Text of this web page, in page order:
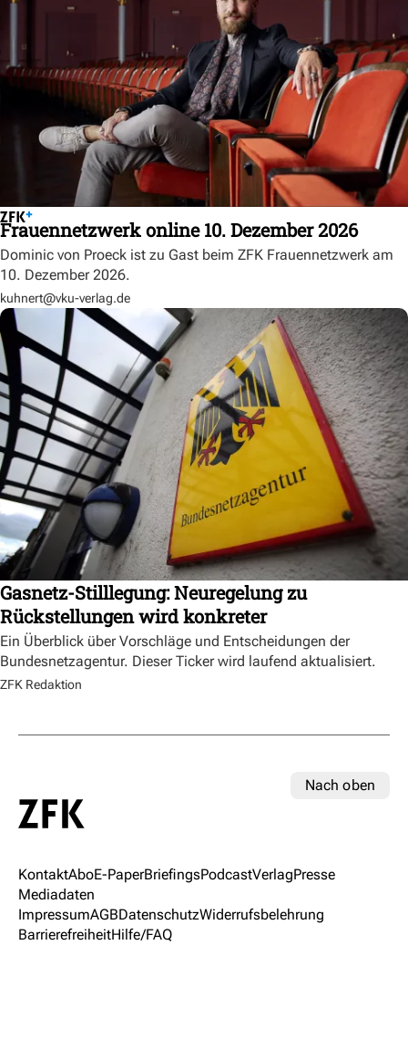
Frauennetzwerk online 10. Dezember 2026
Dominic von Proeck ist zu Gast beim ZFK Frauennetzwerk am
10. Dezember 2026.
kuhnert@vku-verlag.de
Gasnetz-Stilllegung: Neuregelung zu
Rückstellungen wird konkreter
Ein Überblick über Vorschläge und Entscheidungen der
Bundesnetzagentur. Dieser Ticker wird laufend aktualisiert.
ZFK Redaktion
Nach oben
KontaktAboE-PaperBriefingsPodcastVerlagPresse
Mediadaten
ImpressumAGBDatenschutzWiderrufsbelehrung
BarrierefreiheitHilfe/FAQ